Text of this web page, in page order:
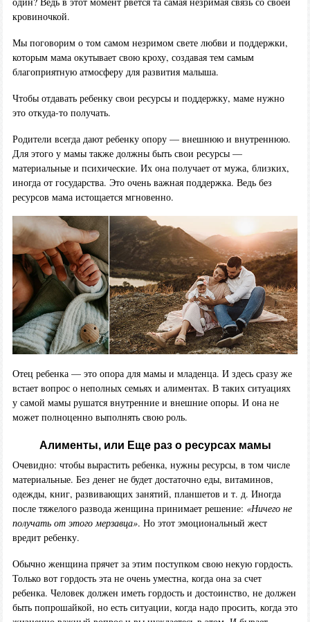
кровиночкой.
Мы поговорим о том самом незримом свете любви и поддержки,
которым мама окутывает свою кроху, создавая тем самым
благоприятную атмосферу для развития малыша.
Чтобы отдавать ребенку свои ресурсы и поддержку, маме нужно
это откуда-то получать.
Родители всегда дают ребенку опору — внешнюю и внутреннюю.
Для этого у мамы также должны быть свои ресурсы —
материальные и психические. Их она получает от мужа, близких,
иногда от государства. Это очень важная поддержка. Ведь без
ресурсов мама истощается мгновенно.
Отец ребенка — это опора для мамы и младенца. И здесь сразу же
встает вопрос о неполных семьях и алиментах. В таких ситуациях
у самой мамы рушатся внутренние и внешние опоры. И она не
может полноценно выполнять свою роль.
Алименты, или Еще раз о ресурсах мамы
Очевидно: чтобы вырастить ребенка, нужны ресурсы, в том числе
материальные. Без денег не будет достаточно еды, витаминов,
одежды, книг, развивающих занятий, планшетов и т. д. Иногда
после тяжелого развода женщина принимает решение: «Ничего не
получать от этого мерзавца». Но этот эмоциональный жест
вредит ребенку.
Обычно женщина прячет за этим поступком свою некую гордость.
Только вот гордость эта не очень уместна, когда она за счет
ребенка. Человек должен иметь гордость и достоинство, не должен
быть попрошайкой, но есть ситуации, когда надо просить, когда это